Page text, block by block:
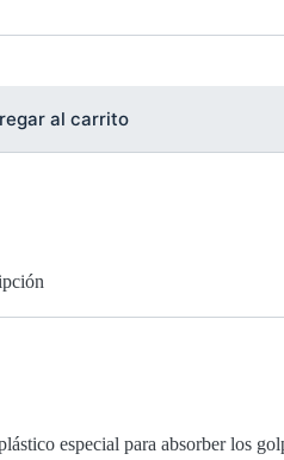
al carrito
especial para absorber los